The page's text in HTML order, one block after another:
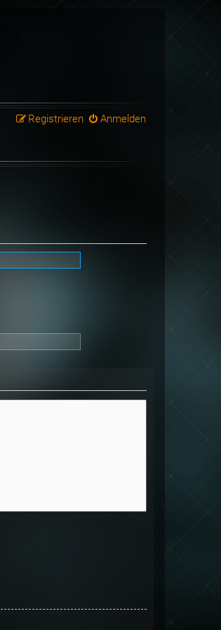
Anmelden
Registrieren